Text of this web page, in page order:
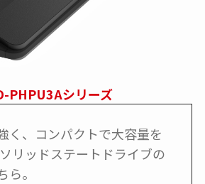
PHPU3Aシリーズ
く、コンパクトで大容量を
リッドステートドライブの
。